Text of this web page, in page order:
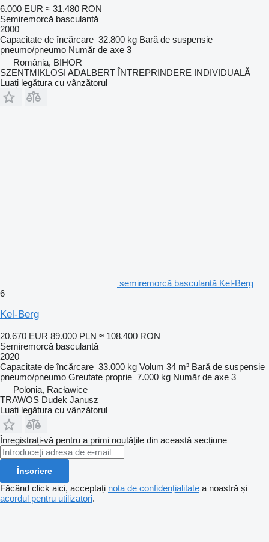
6.000 EUR ≈ 31.480 RON
Semiremorcă basculantă
2000
Capacitate de încărcare 32.800 kg Bară de suspensie
pneumo/pneumo Număr de axe 3
România, BIHOR
SZENTMIKLOSI ADALBERT ÎNTREPRINDERE INDIVIDUALĂ
Luați legătura cu vânzătorul
semiremorcă basculantă Kel-Berg
6
Kel-Berg
20.670 EUR 89.000 PLN ≈ 108.400 RON
Semiremorcă basculantă
2020
Capacitate de încărcare 33.000 kg Volum 34 m³ Bară de suspensie
pneumo/pneumo Greutate proprie 7.000 kg Număr de axe 3
Polonia, Racławice
TRAWOS Dudek Janusz
Luați legătura cu vânzătorul
Înregistrați-vă pentru a primi noutățile din această secțiune
Înscriere
Făcând click aici, acceptați nota de confidențialitate a noastră și
acordul pentru utilizatori.